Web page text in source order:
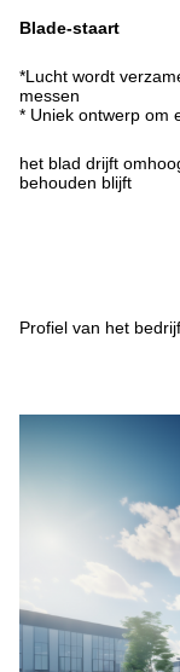
Blade-staart
*Lucht wordt
messen
* Uniek ontwerp om
het blad drijft
behouden blijft
Profiel van het bedrijf